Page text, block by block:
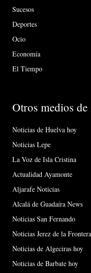
Sucesos
Deportes
Ocio
Economía
El Tiempo
Otros medios
Noticias de Huelva hoy
Noticias Lepe
La Voz de Isla Cristina
Actualidad Ayamonte
Aljarafe Noticias
Alcalá de Guadaíra News
Noticias San Fernando
Noticias Jerez de la
Noticias de Algeciras hoy
Noticias de Barbate hoy